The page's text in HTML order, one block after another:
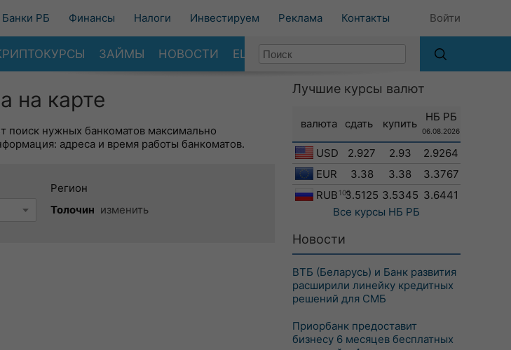
Банки РБ Финансы Налоги Инвестируем Реклама Контакты Войти
ЗАЙМЫ НОВОСТИ ЕЩЕ
на карте
поиск нужных банкоматов максимально
адреса и время работы банкоматов.
Регион
Толочин изменить
Лучшие курсы валют
валюта сдать купить
НБ РБ
06.08.2026
USD 2.927 2.93
2.9264
EUR
3.38 3.38
3.3767
RUB 1003.5125 3.5345 3.6441
Все курсы НБ РБ
Новости
ВТБ (Беларусь) и Банк развития
расширили линейку кредитных
решений для СМБ
Приорбанк предоставит
бизнесу 6 месяцев бесплатных